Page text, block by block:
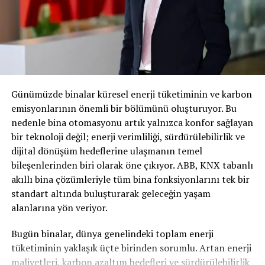
Yıl sonuna kadar şubeleşecek,
online’da da faaliyet gösterecek
Koç Fiat Kredi iştiraki olarak kurulan şirket, hizmetlerini,
Tofaş’ın yurt genelindeki güçlü ve yaygın bayi ağı ve tüm
markalarının kullanıcılarıyla temas ettiği online
kanallar aracılığıyla sunacak. Koç Fiat Sigorta aynı
zamanda “İlgi Merkezi” üzerinden poliçe satışı ve
sonrasındaki satış sonrası süreçlerinde de müşterinin
yanında olacak. Şirket, uzun vadede mobilite alanında
ortaya çıkacak yeni sigorta ürünlerinin oluşumu, araç ile
entegre sigorta çözümleri gibi süreçlerin
şekillendirilmesinde de rol oynamayı hedefliyor.
önceliği dahilinde yürüttüğü mobilite, dijital dönüşüm ve
inovasyon çalışmaları sayesinde üretkenlik amaçlı dijital
optimizasyon uygulamaları, akıllı fabrikaya yönelik
Günümüzde binalar küresel enerji tüketiminin ve karbon
emisyonlarının önemli bir bölümünü oluşturuyor. Bu
nedenle bina otomasyonu artık yalnızca konfor sağlayan
bir teknoloji değil; enerji verimliliği, sürdürülebilirlik ve
dijital dönüşüm hedeflerine ulaşmanın temel
bileşenlerinden biri olarak öne çıkıyor. ABB, KNX tabanlı
akıllı bina çözümleriyle tüm bina fonksiyonlarını tek bir
standart altında buluşturarak geleceğin yaşam
alanlarına yön veriyor.
Bugün binalar, dünya genelindeki toplam enerji
tüketiminin yaklaşık üçte birinden sorumlu. Artan enerji
maliyetleri, karbon azaltım hedefleri ve sürdürülebilirlik